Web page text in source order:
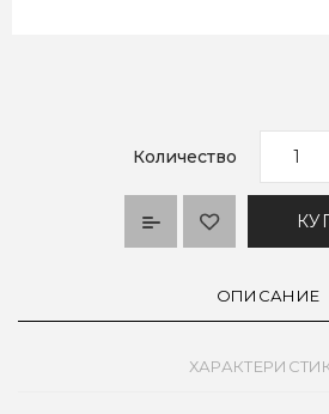
Количество
ОПИСАНИЕ